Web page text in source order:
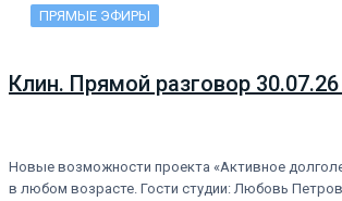
ПРЯМЫЕ ЭФИРЫ
Клин. Прямой разговор
Новые возможности проекта «Активное
в любом возрасте. Гости студии: Любовь